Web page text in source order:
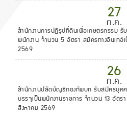
27
ก.ค.
สำนักงานการปฏิรูปที่ดินเพื่อเกษตรกรรม
พนักงาน จำนวน 5 อัตรา สมัครทางอินเทอ์
2569
26
ก.ค.
สำนักงานปลัดบัญชีกองทัพบก รับสมัครบุค
บรรจุเป็นพนักงานราชการ จำนวน 13 อัต
สิงหาคม 2569